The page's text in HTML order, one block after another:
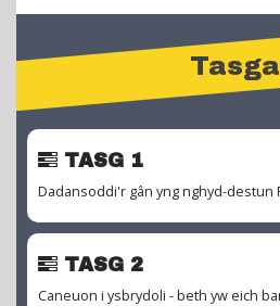
TASG 1
Dadansoddi'r gân yng nghyd-destun
TASG 2
Caneuon i ysbrydoli - beth yw eich